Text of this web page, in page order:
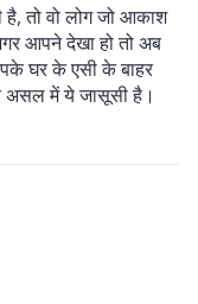
है, तो वो लोग जो आकाश
आपने देखा हो तो अब
घर के एसी के बाहर
असल में ये जासूसी है।